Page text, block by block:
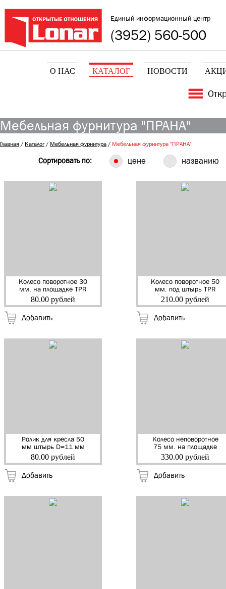
Единый информационный центр
(3952) 560-500
О НАС КАТАЛОГ НОВОСТИ
Мебельная фурнитура "ПРАНА"
Главная/ Каталог/ Мебельная фурнитура/ Мебельная фурнитура "ПРАНА"
Сортировать по: цене названию
Колесо поворотное 30
мм. на площадке TPR
серая резина (12кг)
(NF-04) (104112) (500)
80.00 рублей
Добавить
Колесо поворотное 50
мм. под штырь TPR
серая резина (40кг)
(NF-0075) (0117)
210.00 рублей
Добавить
Ролик для кресла 50
мм штырь D=11 мм
пластик (24кг) (RS 05 )
(CT316) (11283) (203)
80.00 рублей
Добавить
Колесо неповоротное
75 мм. на площадке
TPR серая резина
(50кг) (NF-0139)
330.00 рублей
Добавить